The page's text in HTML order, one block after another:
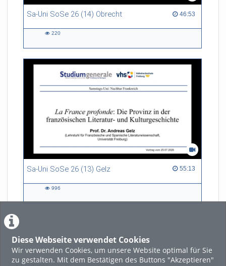
Diese Webseite verwendet Cookies
Wir verwenden Cookies, um unsere Website optimal für Sie
zu gestalten. Mit dem Bestätigen des Buttons "Akzeptieren"
Sa-Uni SoSe 26 (14) Obrecht 46:53
46:53 duration
220
Sa-Uni SoSe 26 (13) Gelz 55:13
55:13 duration
996
LADE MEHR